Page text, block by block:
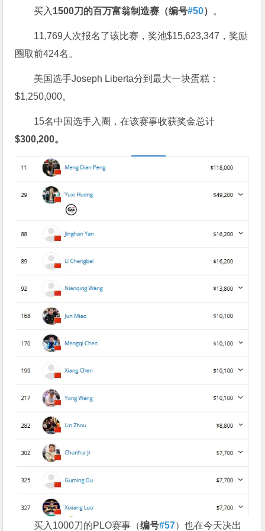
买入 1500刀的百万富翁制造赛（编号#50） 。
11,769人次报名了该比赛，奖池$15,623,347，奖励
圈取前424名。
美国选手Joseph Liberta分到最大一块蛋糕：
$1,250,000。
15名中国选手入圈，在该赛事收获奖金总计
$300,200。
买入1000刀的PLO赛事（编号#57）也在今天决出